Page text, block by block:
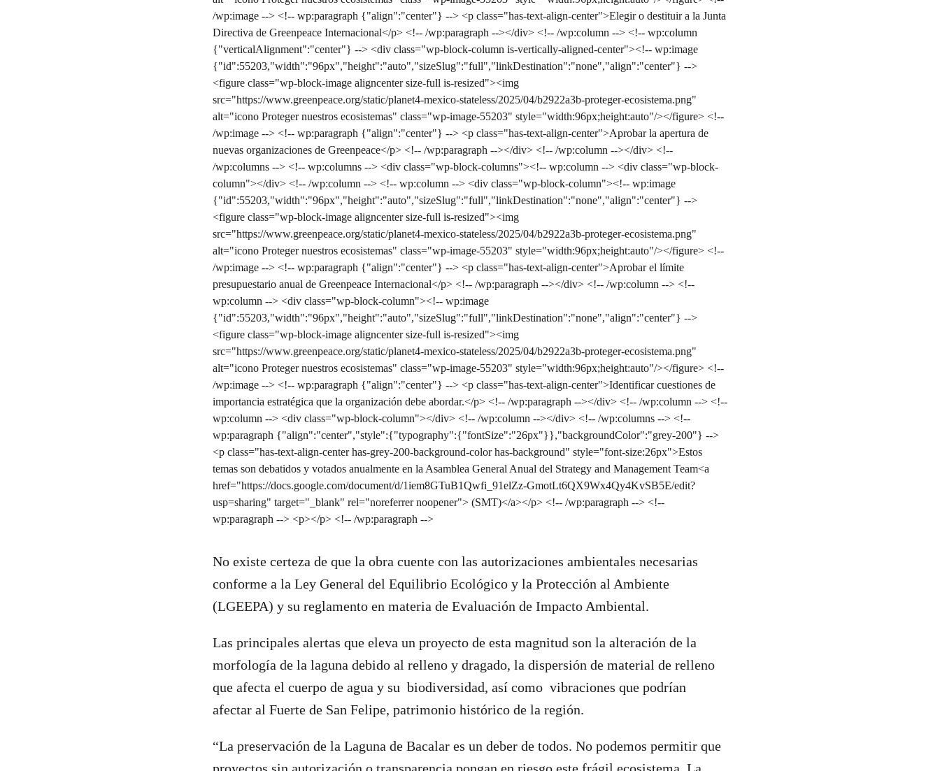
No existe certeza de que la obra cuente con las autorizaciones ambientales necesarias
conforme a la Ley General del Equilibrio Ecológico y la Protección al Ambiente
(LGEEPA) y su reglamento en materia de Evaluación de Impacto Ambiental.
Las principales alertas que eleva un proyecto de esta magnitud son la alteración de la
morfología de la laguna debido al relleno y dragado, la dispersión de material de relleno
que afecta el cuerpo de agua y su biodiversidad, así como vibraciones que podrían
afectar al Fuerte de San Felipe, patrimonio histórico de la región.
“La preservación de la Laguna de Bacalar es un deber de todos. No podemos permitir que